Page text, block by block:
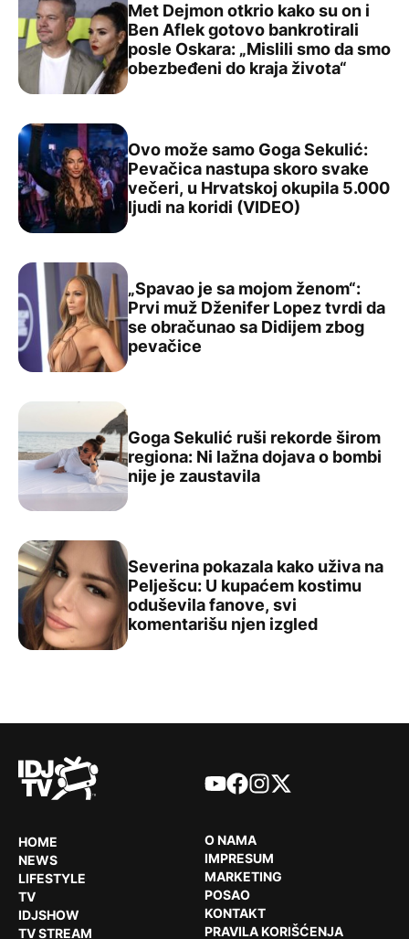
Met Dejmon otkrio kako su on i Ben Aflek gotovo
Met Dejmon otkrio kako su on i
Ben Aflek gotovo bankrotirali
posle Oskara: „Mislili smo da smo
obezbeđeni do kraja života“
Ovo može samo Goga Sekulić: Pevačica nastupa
Ovo može samo Goga Sekulić:
Pevačica nastupa skoro svake
večeri, u Hrvatskoj okupila 5.000
ljudi na koridi (VIDEO)
„Spavao je sa mojom ženom“: Prvi muž Dženifer
„Spavao je sa mojom ženom“:
Prvi muž Dženifer Lopez tvrdi da
se obračunao sa Didijem zbog
pevačice
Goga Sekulić ruši rekorde širom regiona: Ni lažna
Goga Sekulić ruši rekorde širom
regiona: Ni lažna dojava o bombi
nije je zaustavila
Severina pokazala kako uživa na Pelješcu: U
Severina pokazala kako uživa na
Pelješcu: U kupaćem kostimu
oduševila fanove, svi
komentarišu njen izgled
HOME
NEWS
LIFESTYLE
TV
IDJSHOW
TV STREAM
YouTube
Facebook
Instagram
X
O NAMA
IMPRESUM
MARKETING
POSAO
KONTAKT
PRAVILA KORIŠĆENJA